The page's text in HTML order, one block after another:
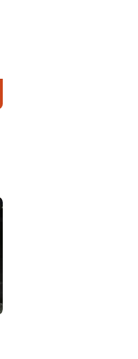
Bertindak Tegas